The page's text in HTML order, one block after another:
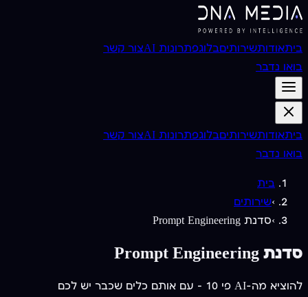
ביתאודותשירותיםבלוגפתרונות AI
צור קשר
בואו נדבר
ביתאודותשירותיםבלוגפתרונות AI
צור קשר
בואו נדבר
בית
›שירותים
›סדנת Prompt Engineering
סדנת Prompt Engineering
להוציא מה-AI פי 10 — עם אותם כלים שכבר יש לכם